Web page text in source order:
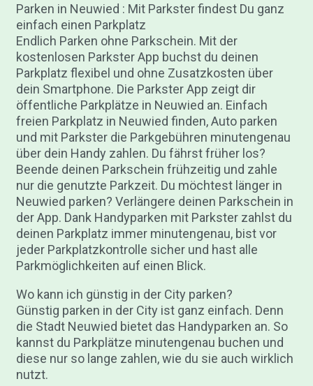
Parken in Neuwied : Mit Parkster findest Du ganz
einfach einen Parkplatz
Endlich Parken ohne Parkschein. Mit der
kostenlosen Parkster App buchst du deinen
Parkplatz flexibel und ohne Zusatzkosten über
dein Smartphone. Die Parkster App zeigt dir
öffentliche Parkplätze in Neuwied an. Einfach
freien Parkplatz in Neuwied finden, Auto parken
und mit Parkster die Parkgebühren minutengenau
über dein Handy zahlen. Du fährst früher los?
Beende deinen Parkschein frühzeitig und zahle
nur die genutzte Parkzeit. Du möchtest länger in
Neuwied parken? Verlängere deinen Parkschein in
der App. Dank Handyparken mit Parkster zahlst du
deinen Parkplatz immer minutengenau, bist vor
jeder Parkplatzkontrolle sicher und hast alle
Parkmöglichkeiten auf einen Blick.
Wo kann ich günstig in der City parken?
Günstig parken in der City ist ganz einfach. Denn
die Stadt Neuwied bietet das Handyparken an. So
kannst du Parkplätze minutengenau buchen und
diese nur so lange zahlen, wie du sie auch wirklich
nutzt.